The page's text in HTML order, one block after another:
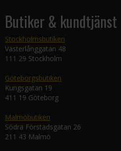
Butiker & kundtjänst
Stockholmsbutiken
Västerlånggatan 48
111 29 Stockholm
Göteborgsbutiken
Kungsgatan 19
411 19 Göteborg
Malmöbutiken
Södra Förstadsgatan 26
211 43 Malmö